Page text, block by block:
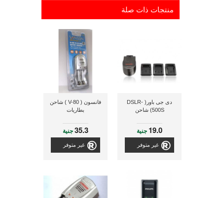
منتجات ذات صلة
دى جى باور( DSLR-
500S) شاحن
19.0 جنية
غير متوفر
فانسون ( V-80 ) شاحن
بطاريات
35.3جنية
غير متوفر